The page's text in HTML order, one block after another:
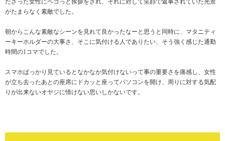
ださった女性にペコっと挨拶をされ、それに対して笑顔で返事されていた光景
がたまらなく素敵でした。
朝からこんな素敵なシーンを見れて良かったなーと思うと同時に、マタニティ
ーキーホルダーの大事さ、そこに気付ける人でありたい、そう強く感じた通勤
時間の1コマでした。
スマホばっかり見ているとなかなか気付けないって事の重要さを痛感し、女性
が立ち去ったあとの座席にドカッと座ってパソコンを開け、周りに対する気配
りが出来ないオヤジに情けない思いしかないです。